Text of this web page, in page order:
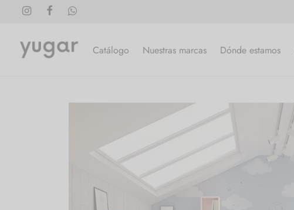
Catálogo Nuestras marcas Dónde estamos